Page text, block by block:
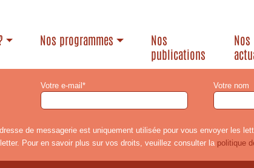
Nos programmes
Nos
publications
Nos
Votre e-mail* Votre nom
de messagerie est uniquement utilisée pour vous envoyer les
Pour en savoir plus sur vos droits, veuillez consulter la politique